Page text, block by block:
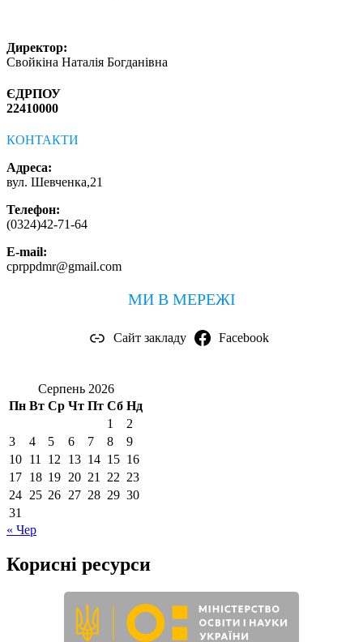
Директор:
Свойкіна Наталія Богданівна
ЄДРПОУ
22410000
КОНТАКТИ
Адреса:
вул. Шевченка,21
Телефон:
(0324)42-71-64
E-mail:
cprppdmr@gmail.com
МИ В МЕРЕЖІ
Сайт закладу Facebook
Серпень 2026
Пн Вт Ср Чт Пт Сб Нд
1
2
3
4 5 6 7 8
9
10 11 12 13 14 15 16
17 18 19 20 21 22 23
24 25 26 27 28 29 30
31
« Чер
Корисні ресурси